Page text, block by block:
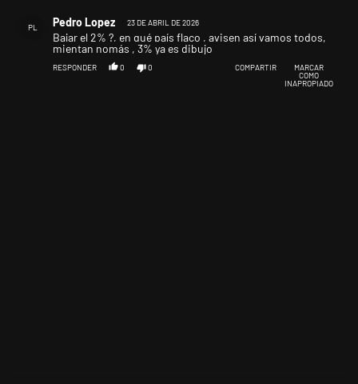
PL Pedro Lopez 23 DE ABRIL DE 2026
Bajar el 2% ?, en qué país flaco , avisen así vamos todos,
mientan nomás , 3% ya es dibujo
RESPONDER 0 0 COMPARTIR
MARCAR
COMO
INAPROPIADO